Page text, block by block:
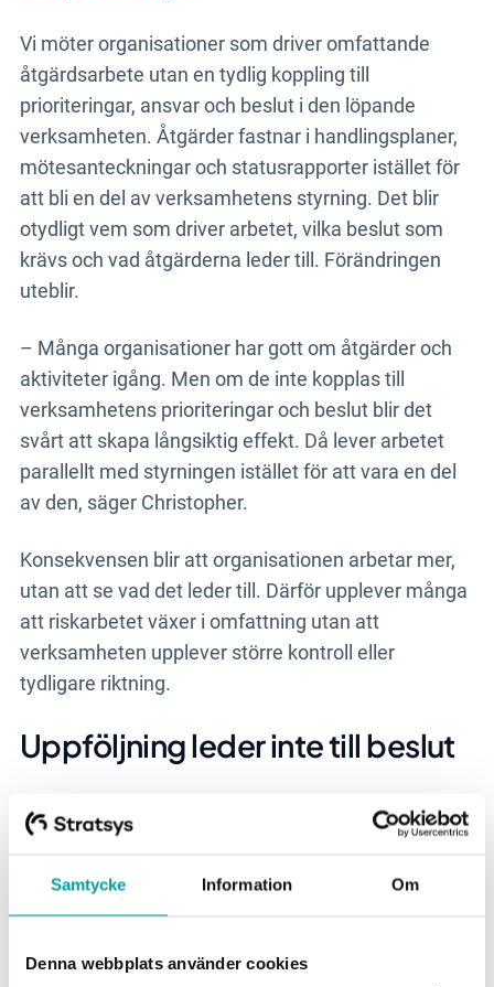
Samtycke Information Om
Denna webbplats använder cookies
Vi möter organisationer som driver omfattande
åtgärdsarbete utan en tydlig koppling till
prioriteringar, ansvar och beslut i den löpande
verksamheten. Åtgärder fastnar i handlingsplaner,
mötesanteckningar och statusrapporter istället för
att bli en del av verksamhetens styrning. Det blir
otydligt vem som driver arbetet, vilka beslut som
krävs och vad åtgärderna leder till. Förändringen
uteblir.
– Många organisationer har gott om åtgärder och
aktiviteter igång. Men om de inte kopplas till
verksamhetens prioriteringar och beslut blir det
svårt att skapa långsiktig effekt. Då lever arbetet
parallellt med styrningen istället för att vara en del
av den, säger Christopher.
Konsekvensen blir att organisationen arbetar mer,
utan att se vad det leder till. Därför upplever många
att riskarbetet växer i omfattning utan att
verksamheten upplever större kontroll eller
tydligare riktning.
Uppföljning leder inte till beslut
Många organisationer följer idag upp
stora
Uppföljning som inte leder till beslut blir ett sätt att
beskriva arbetet istället för att driva det framåt.
– Det avgörande är vad som händer efter att